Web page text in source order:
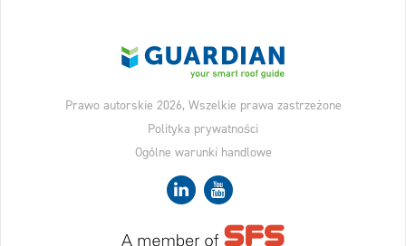
Prawo autorskie 2026, Wszelkie prawa zastrzeżone
Polityka prywatności
Ogólne warunki handlowe